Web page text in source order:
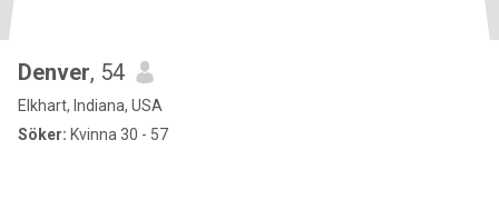
Denver, 54
Elkhart, Indiana, USA
Söker: Kvinna 30 - 57